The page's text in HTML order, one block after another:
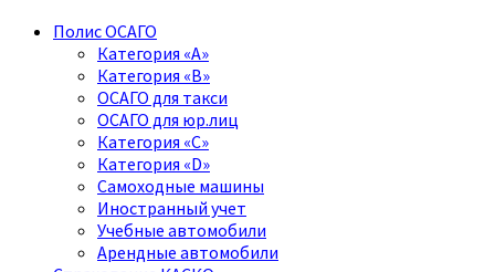
Полис ОСАГО
Категория «A»
Категория «B»
ОСАГО для такси
ОСАГО для юр.лиц
Категория «C»
Категория «D»
Самоходные машины
Иностранный учет
Учебные автомобили
Арендные автомобили